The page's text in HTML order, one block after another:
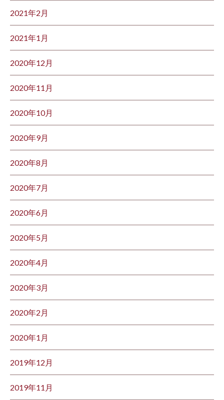
2021年2月
2021年1月
2020年12月
2020年11月
2020年10月
2020年9月
2020年8月
2020年7月
2020年6月
2020年5月
2020年4月
2020年3月
2020年2月
2020年1月
2019年12月
2019年11月